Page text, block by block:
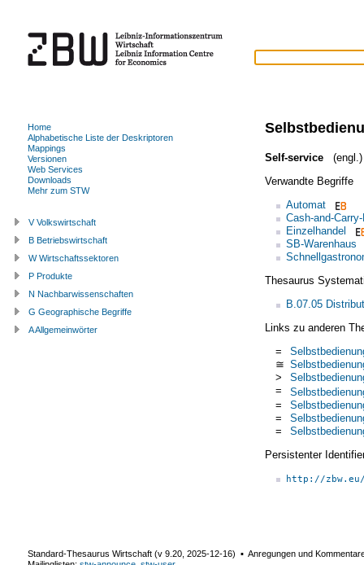
Self-service
(engl.)
Verwandte Begriffe
Automat
Cash-and-
Einzelhandel
SB-Warenhaus
Thesaurus
B.07.05
Links zu anderen
=
≅
>
=
=
=
=
Persistenter
http://
Home
Alphabetische Liste der Deskriptoren
Mappings
Versionen
Web Services
Downloads
Mehr zum STW
V Volkswirtschaft
B Betriebswirtschaft
W Wirtschaftssektoren
P Produkte
N Nachbarwissenschaften
G Geographische Begriffe
A Allgemeinwörter
Standard-Thesaurus Wirtschaft (v 9.20 2025-12-16) ▪ Anregungen und